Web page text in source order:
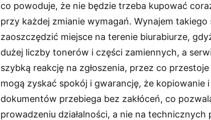
co powoduje, że nie będzie trzeba kupować
przy każdej zmianie wymagań. Wynajem
zaoszczędzić miejsce na terenie biurabiurze,
dużej liczby tonerów i części zamiennych, a
szybką reakcję na zgłoszenia, przez co
mogą zyskać spokój i gwarancję, że kopiowanie
dokumentów przebiega bez zakłóceń, co
prowadzeniu działalności, a nie na technicznych